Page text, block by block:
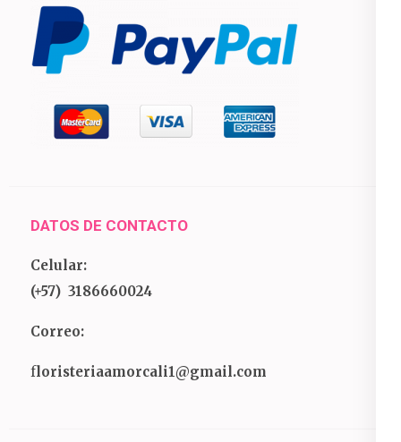
DATOS DE CONTACTO
Celular:
(+57) 3186660024
Correo:
floristeriaamorcali1@gmail.com